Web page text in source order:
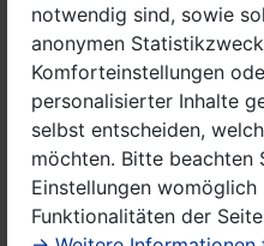
notwendig sind, sowie
anonymen
Komforteinstellungen
personalisierter Inhalte
selbst entscheiden,
möchten. Bitte beachten
Einstellungen
Funktionalitäten der
Die Nauener Heimatfreunde
September 2018.JPG
Erleben Sie in szenischen
Augenblicke des